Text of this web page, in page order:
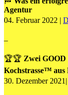
Agentur
04. Februar 2022 |
–
🏆🏆 Zwei
Kochstrasse™ aus
30. Dezember 2021|